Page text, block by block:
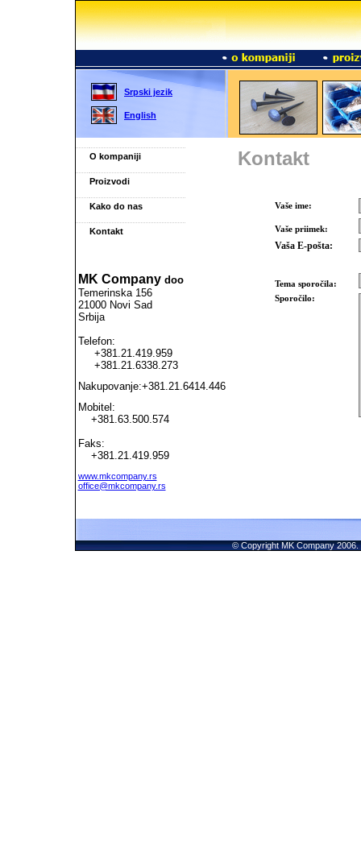
Srpski jezik
English
O kompaniji
Proizvodi
Kako do nas
Kontakt
MK Company doo
Temerinska 156
21000 Novi Sad
Srbija
Telefon:
+381.21.419.959
+381.21.6338.273
Nakupovanje:+381.21.6414.446
Mobitel:
+381.63.500.574
Faks:
+381.21.419.959
www.mkcompany.rs
office@mkcompany.rs
Kontakt
Vaše ime:
Vaše priimek:
Vaša E-pošta:
Tema sporočila:
Sporočilo:
© Copyright MK Company